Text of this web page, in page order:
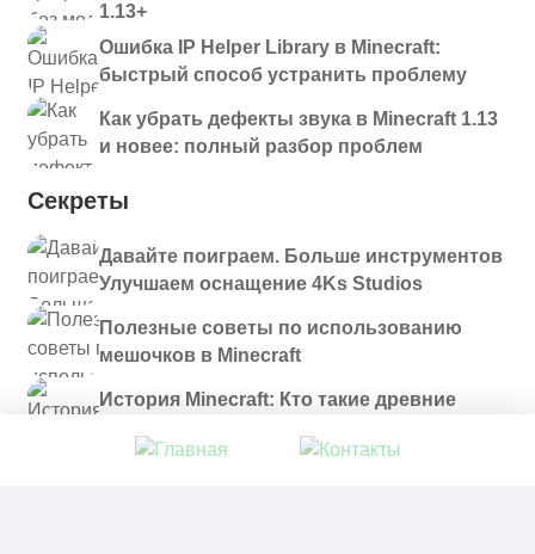
1.13+
Ошибка IP Helper Library в Minecraft:
быстрый способ устранить проблему
Как убрать дефекты звука в Minecraft 1.13
и новее: полный разбор проблем
Секреты
Давайте поиграем. Больше инструментов
Улучшаем оснащение 4Ks Studios
Полезные советы по использованию
мешочков в Minecraft
История Minecraft: Кто такие древние